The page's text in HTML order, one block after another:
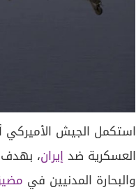
استكمل الجيش الأميركي
العسكرية ضد إيران،
والبحارة المدنيين في